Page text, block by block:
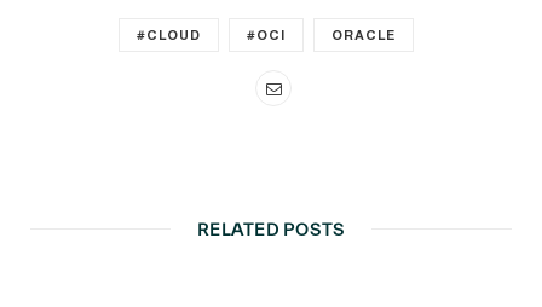
#CLOUD #OCI ORACLE
RELATED POSTS